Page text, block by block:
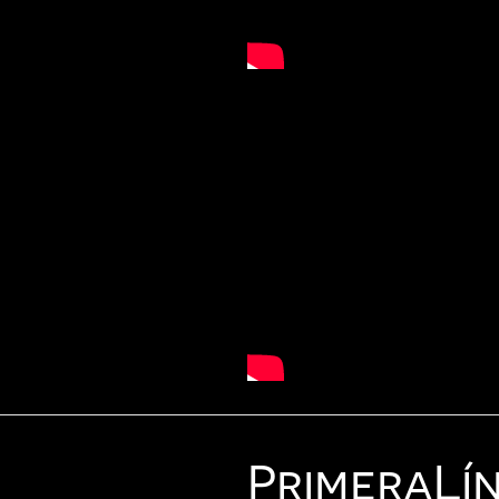
Primera